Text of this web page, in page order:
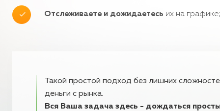
Отслеживаете и дожидаетесь их на
Такой простой подход без лишних
деньги с рынка.
Вся Ваша задача здесь - дождаться